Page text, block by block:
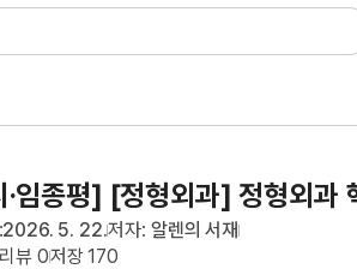
·임종평] [정형외과] 정형외과
2026. 5. 22.저자: 알렌의 서재
리뷰 0저장170